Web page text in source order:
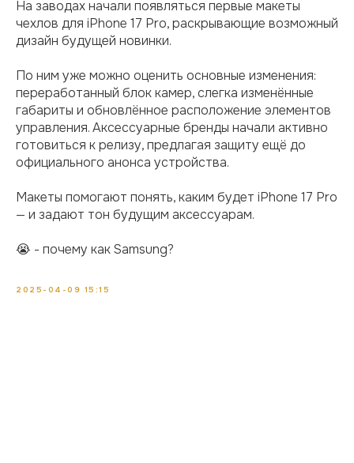
На заводах начали появляться первые макеты
чехлов для iPhone 17 Pro, раскрывающие возможный
дизайн будущей новинки.
По ним уже можно оценить основные изменения:
переработанный блок камер, слегка изменённые
габариты и обновлённое расположение элементов
управления. Аксессуарные бренды начали активно
готовиться к релизу, предлагая защиту ещё до
официального анонса устройства.
Макеты помогают понять, каким будет iPhone 17 Pro
— и задают тон будущим аксессуарам.
😭 - почему как Samsung?
2025-04-09 15:15